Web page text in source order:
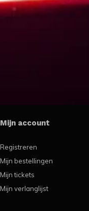
Mijn account
Registreren
Mijn bestellingen
Mijn tickets
Mijn verlanglijst